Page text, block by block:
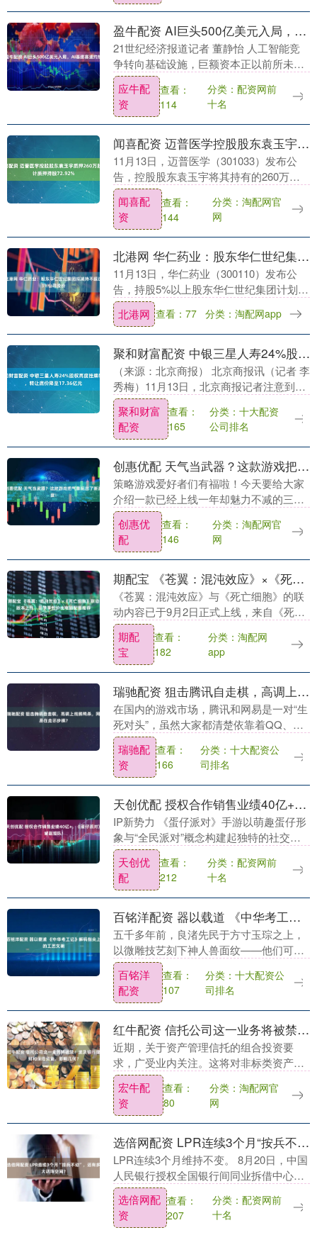
盈牛配资 AI巨头500亿美元入局，AI基建赛道灼热
21世纪经济报道记者 董静怡 人工智能竞
争转向基础设施，巨额资本正以前所未有
的规模流向算力基石。当地时间11月12
日，美国人工智能公司Anthropic宣布，
将....
应牛配
资
查看：
114
分类：配资网前
十名
闻喜配资 迈普医学控股股东袁玉宇质押260万股 累计质押持股72.92%
11月13日，迈普医学（301033）发布公
告，控股股东袁玉宇将其持有的260万股
办理质押，占其所持股份的23.46%及公司
总股本的3.88%；截至公告披露日，....
闻喜配
资
查看：
144
分类：淘配网官
网
北港网 华仁药业：股东华仁世纪集团拟减持不超过3%公司股份
11月13日，华仁药业（300110）发布公
告，持股5%以上股东华仁世纪集团计划在
三个月内通过集中竞价和大宗交易方式减
持不超过公司总股本3%的股份，即不超过
35....
北港网 查看：77 分类：淘配网app
聚和财富配资 中银三星人寿24%股权再度挂牌转让，转让底价降至17.36亿元
（来源：北京商报） 北京商报讯（记者 李
秀梅）11月13日，北京商报记者注意到，
中银三星人寿保险有限公司（以下简称“中
银三星人寿”）24%股权已于11月10日在....
聚和财富
配资
查看：
165
分类：十大配资
公司排名
创惠优配 天气当武器？这款游戏把气象玩出了新高度！
策略游戏爱好者们有福啦！今天要给大家
介绍一款已经上线一年却魅力不减的三国
策略SLG游戏——《三国：谋定天下》。
它凭借独特的多维策略玩法，革新了传统
三国游戏的玩法....
创惠优
配
查看：
146
分类：淘配网官
网
期配宝 《苍翼：混沌效应》×《死亡细胞》联动版本上线，开学季性价比电脑配置推荐
《苍翼：混沌效应》与《死亡细胞》的联
动内容已于9月2日正式上线，来自《死亡
细胞》的标志性主角“枭首者”加入《苍
翼：混沌效应》的世界。 《苍翼：混沌效
应》是由成都....
期配
宝
查看：
182
分类：淘配网
app
瑞驰配资 狙击腾讯自走棋，高调上线鹅鸭杀，网易在走哪步棋？
在国内的游戏市场，腾讯和网易是一对“生
死对头”，虽然大家都清楚依靠着QQ、微
信及应用渠道优势，腾讯的市场地位几乎
不可能被推翻，但是网易始终能凭借着更
快速的推陈出....
瑞驰配
资
查看：
166
分类：十大配资公
司排名
天创优配 授权合作销售业绩40亿+，《蛋仔派对》诚邀组队!
IP新势力 《蛋仔派对》手游以萌趣蛋仔形
象与“全民派对”概念构建起独特的社交娱
乐生态。截至 2025 年，玩家数量突破 5
亿，月活稳定在 1 亿、日活最高达 ....
天创优
配
查看：
212
分类：配资网前
十名
百铭洋配资 器以载道 《中华考工记》解码指尖上的工艺文明
五千多年前，良渚先民于方寸玉琮之上，
以微雕技艺刻下神人兽面纹——他们可曾
想到，这会是后世实证中华五千多年文明
的重要凭证？三千五百多年前，德清匠人
抟土成器，原始青....
百铭洋
配资
查看：
107
分类：十大配资公
司排名
红牛配资 信托公司这一业务将被禁！波及银行理财和保险资管，影响几何？
近期，关于资产管理信托的组合投资要
求，广受业内关注。这将对非标类资产管
理信托产生多大影响？ 据信托百佬汇记者
采访了解，信托公司此前已明确非标信托
组合投资的导向，....
宏牛配
资
查看：
80
分类：淘配网官
网
选倍网配资 LPR连续3个月“按兵不动”，还有多大调降空间？
LPR连续3个月维持不变。 8月20日，中国
人民银行授权全国银行间同业拆借中心公
布新版LPR报价，1年期品种报3.0%，5年
期以上品种报3.5%，与上月持平 ，....
选倍网配
资
查看：
207
分类：配资网前
十名